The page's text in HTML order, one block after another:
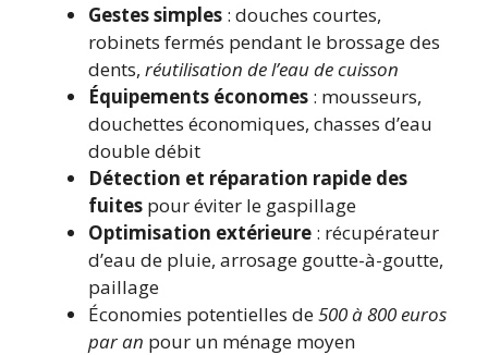
Gestes simples : douches courtes,
robinets fermés pendant le brossage des
dents, réutilisation de l’eau de cuisson
Équipements économes : mousseurs,
douchettes économiques, chasses d’eau
double débit
Détection et réparation rapide des
fuites pour éviter le gaspillage
Optimisation extérieure : récupérateur
d’eau de pluie, arrosage goutte-à-goutte,
paillage
Économies potentielles de500 à 800 euros
par an pour un ménage moyen